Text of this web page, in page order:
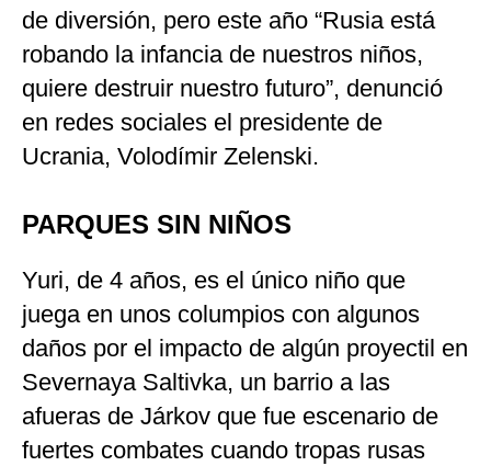
de diversión, pero este año “Rusia está
robando la infancia de nuestros niños,
quiere destruir nuestro futuro”, denunció
en redes sociales el presidente de
Ucrania, Volodímir Zelenski.
PARQUES SIN NIÑOS
Yuri, de 4 años, es el único niño que
juega en unos columpios con algunos
daños por el impacto de algún proyectil en
Severnaya Saltivka, un barrio a las
afueras de Járkov que fue escenario de
fuertes combates cuando tropas rusas